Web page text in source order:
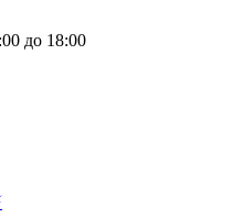
до 18:00